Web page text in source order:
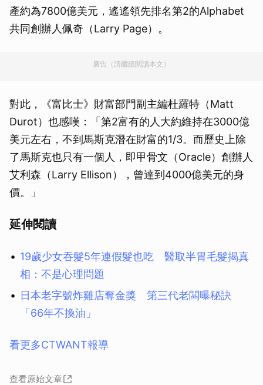
產約為7800億美元，遙遙領先排名第2的Alphabet
共同創辦人佩奇（Larry Page）。
廣告（請繼續閱讀本文）
對此，《富比士》財富部門副主編杜羅特（Matt
Durot）也感嘆：「第2富有的人大約維持在3000億
美元左右，不到馬斯克潛在財富的1/3。而歷史上除
了馬斯克也只有一個人，即甲骨文（Oracle）創辦人
艾利森（Larry Ellison），曾達到4000億美元的身
價。」
延伸閱讀
19歲少女吞髮5年連假髮也吃 醫取半胃毛髮揭真
相：不是心理問題
日本老字號炸雞店奪金獎 第三代老闆曝秘訣
「66年不換油」
看更多CTWANT報導
查看原始文章